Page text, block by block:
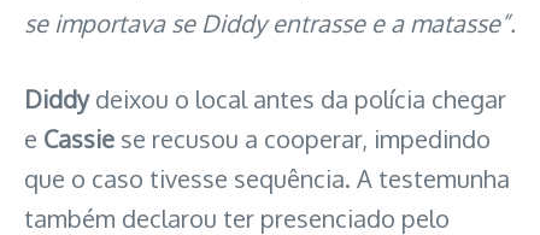
se importava se Diddy entrasse e a matasse”.
Diddydeixou o local antes da polícia chegar
e Cassie se recusou a cooperar, impedindo
que o caso tivesse sequência. A testemunha
também declarou ter presenciado pelo